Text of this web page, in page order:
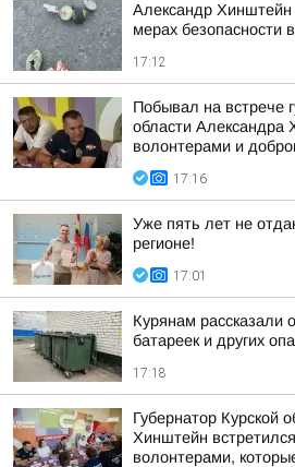
Александр
мерах безопасности
17:12
Побывал на встрече
области Александра
волонтерами и
17:16
Уже пять лет не
регионе!
17:01
Курянам рассказали
батареек и других
17:18
Губернатор Курской
Хинштейн
волонтерами,